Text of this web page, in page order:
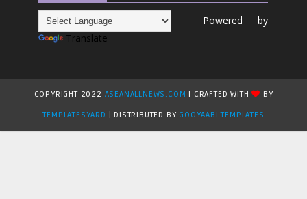
Powered by
Translate
COPYRIGHT 2022 ASEANALLNEWS.COM | CRAFTED WITH
BY
TEMPLATESYARD | DISTRIBUTED BY GOOYAABI TEMPLATES